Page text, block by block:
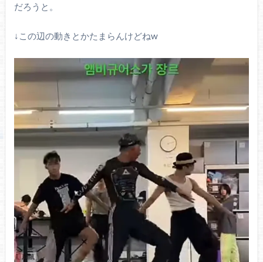
だろうと。
↓この辺の動きとかたまらんけどねw